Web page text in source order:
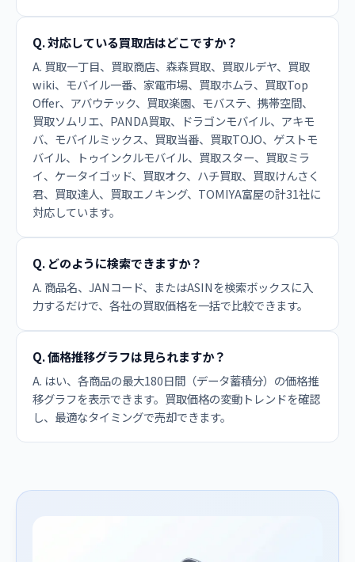
Q. 対応している買取店はどこですか？
A. 買取一丁目、買取商店、森森買取、買取ルデヤ、買取
wiki、モバイル一番、家電市場、買取ホムラ、買取Top
Offer、アバウテック、買取楽園、モバステ、携帯空間、
買取ソムリエ、PANDA買取、ドラゴンモバイル、アキモ
バ、モバイルミックス、買取当番、買取TOJO、ゲストモ
バイル、トゥインクルモバイル、買取スター、買取ミラ
イ、ケータイゴッド、買取オク、ハチ買取、買取けんさく
君、買取達人、買取エノキング、TOMIYA富屋の計31社に
対応しています。
Q. どのように検索できますか？
A. 商品名、JANコード、またはASINを検索ボックスに入
力するだけで、各社の買取価格を一括で比較できます。
Q. 価格推移グラフは見られますか？
A. はい、各商品の最大180日間（データ蓄積分）の価格推
移グラフを表示できます。買取価格の変動トレンドを確認
し、最適なタイミングで売却できます。